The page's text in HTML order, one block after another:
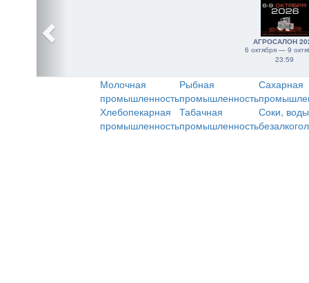
АГРОСАЛОН
6 октября — 9
23:59
Молочная
промышленность
Рыбная
промышленность
Сахарная
Хлебопекарная
промышленность
Табачная
промышленность
Соки,